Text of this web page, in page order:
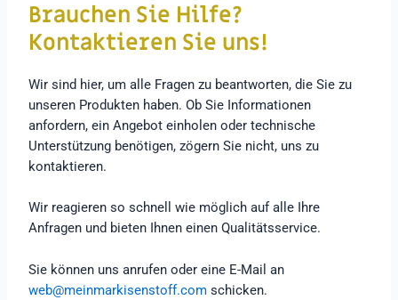
Brauchen Sie Hilfe?
Kontaktieren Sie uns!
Wir sind hier, um alle Fragen zu beantworten, die Sie zu
unseren Produkten haben. Ob Sie Informationen
anfordern, ein Angebot einholen oder technische
Unterstützung benötigen, zögern Sie nicht, uns zu
kontaktieren.
Wir reagieren so schnell wie möglich auf alle Ihre
Anfragen und bieten Ihnen einen Qualitätsservice.
Sie können uns anrufen oder eine E-Mail an
web@meinmarkisenstoff.com schicken.